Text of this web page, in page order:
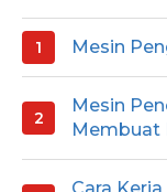
Mesin
Mesin
Membuat